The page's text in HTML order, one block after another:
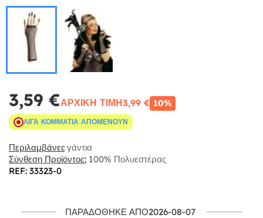
3,59 €ΑΡΧΙΚΉ ΤΙΜΉ3,99 € 10%
ΛΊΓΑ ΚΟΜΜΆΤΙΑ ΑΠΟΜΈΝΟΥΝ
Περιλαμβάνει: γάντια
Σύνθεση Προϊόντος: 100% Πολυεστέρας
REF: 33323-0
ΠΑΡΑΔΌΘΗΚΕ ΑΠΌ2026-08-07